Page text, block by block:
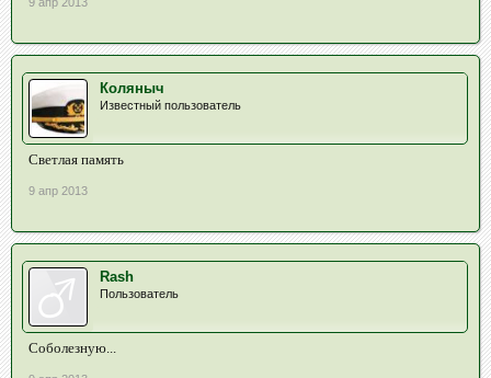
Коляныч
Известный пользователь
Светлая память
9 апр 2013
Rash
Пользователь
Соболезную...